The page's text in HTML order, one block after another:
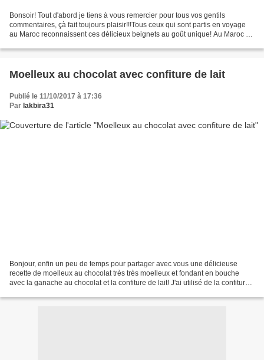
Bonsoir! Tout d'abord je tiens à vous remercier pour tous vos gentils
commentaires, çà fait toujours plaisir!!!Tous ceux qui sont partis en voyage
au Maroc reconnaissent ces délicieux beignets au goût unique! Au Maroc on
Moelleux au chocolat avec confiture de lait
Publié le 11/10/2017 à 17:36
Par lakbira31
Bonjour, enfin un peu de temps pour partager avec vous une délicieuse
recette de moelleux au chocolat très très moelleux et fondant en bouche
avec la ganache au chocolat et la confiture de lait! J'ai utilisé de la confiture